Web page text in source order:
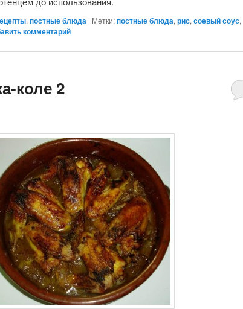
, постные блюда | Метки:постные блюда, рис, соевый соус,
комментарий
коле 2